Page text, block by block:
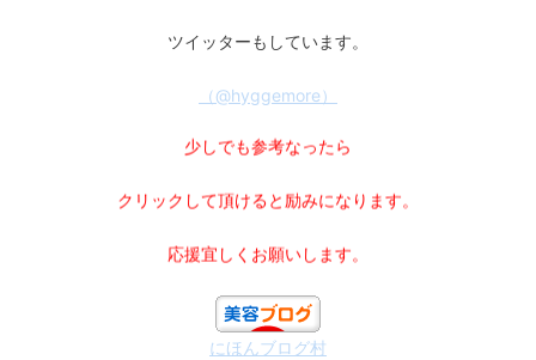
ツイッターもしています。
（@hyggemore）
少しでも参考なったら
クリックして頂けると励みになります。
応援宜しくお願いします。
にほんブログ村